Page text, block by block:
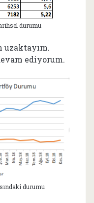
durumu
uzaktayım.
ediyorum.
durumu